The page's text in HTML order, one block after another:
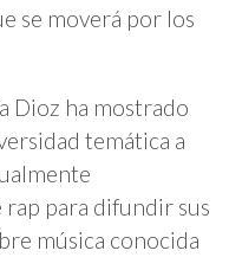
se moverá por los
Dioz ha mostrado
temática a
para difundir sus
música conocida